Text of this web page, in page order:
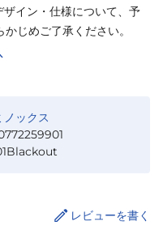
イン・仕様について、予
じめご了承ください。
ノックス
レビューを書く